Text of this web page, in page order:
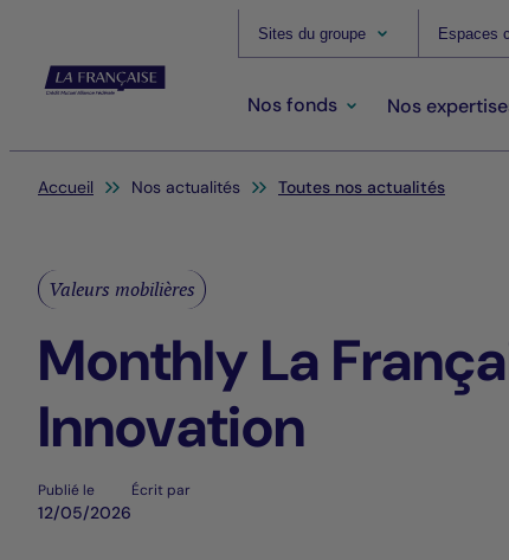
Sites du groupe Espaces
Nos fonds Nos
Vous êtes ici:
Accueil Nos actualités Toutes nos actualités
Valeurs mobilières
Monthly La
Innovation
Publié le
12/05/2026
Écrit par